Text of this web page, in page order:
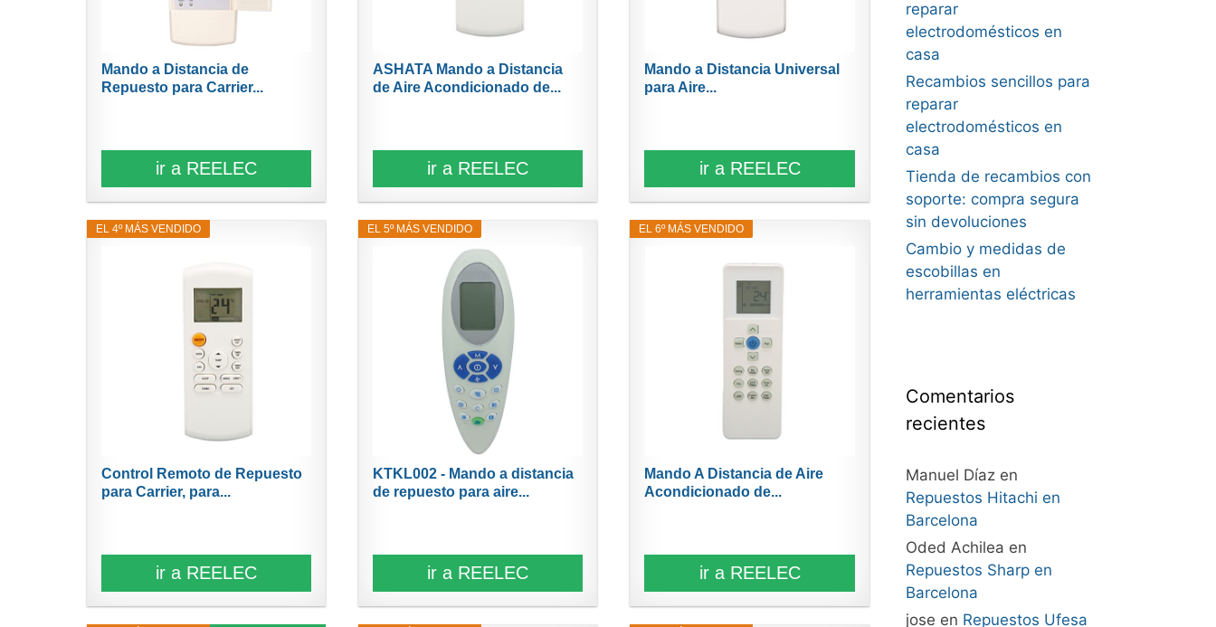
Mando a Distancia de
Repuesto para Carrier...
ir a REELEC
ASHATA Mando a Distancia
de Aire Acondicionado de...
ir a REELEC
Mando a Distancia Universal
para Aire...
ir a REELEC
EL 4º MÁS VENDIDO
Control Remoto de Repuesto
para Carrier, para...
ir a REELEC
EL 5º MÁS VENDIDO
KTKL002 - Mando a distancia
de repuesto para aire...
ir a REELEC
EL 6º MÁS VENDIDO
Mando A Distancia de Aire
Acondicionado de...
ir a REELEC
reparar
electrodomésticos en
casa
Recambios sencillos para
reparar
electrodomésticos en
casa
Tienda de recambios con
soporte: compra segura
sin devoluciones
Cambio y medidas de
escobillas en
herramientas eléctricas
Comentarios
recientes
Manuel Díazen
Repuestos Hitachi en
Barcelona
Oded Achilea en
Repuestos Sharp en
Barcelona
jose en Repuestos Ufesa